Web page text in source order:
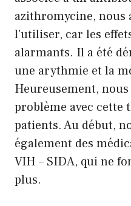
azithromycine, nous
l'utiliser, car les
alarmants. Il a été
une arythmie et la
Heureusement,
problème avec cette
patients. Au début,
également des
VIH – SIDA, qui ne
plus.